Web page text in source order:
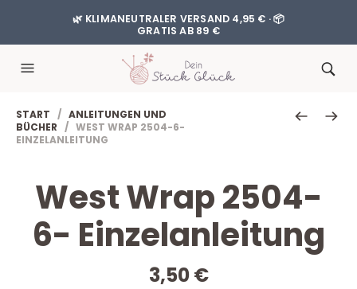
🌿 KLIMANEUTRALER VERSAND 4,95 € · 📦
GRATIS AB 89 €
START / ANLEITUNGEN UND
BÜCHER / WEST WRAP 2504-6-
EINZELANLEITUNG
West Wrap 2504-
6- Einzelanleitung
3,50€